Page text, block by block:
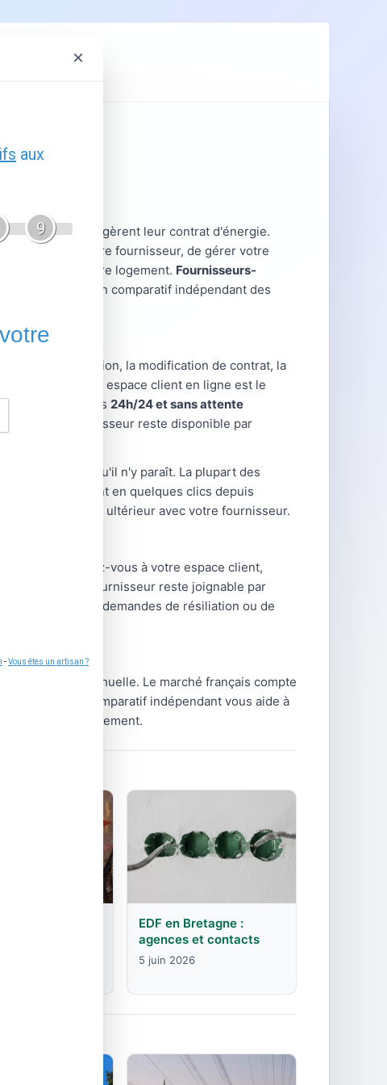
GRDF
lorsqu'ils gèrent leur contrat d'énergie.
avec votre fournisseur, de gérer votre
liées à votre logement. Fournisseurs-
pratiques et un comparatif indépendant des
la souscription, la modification de contrat, la
les cas, votre espace client en ligne est le
disponibles 24h/24 et sans attente
de votre fournisseur reste disponible par
plus simples qu'il n'y paraît. La plupart des
souscrite) se font en quelques clics depuis
en cas de litige ultérieur avec votre fournisseur.
: connectez-vous à votre espace client,
de votre fournisseur reste joignable par
pour les demandes de résiliation ou de
votre facture annuelle. Le marché français compte
type. Notre comparatif indépendant vous aide à
frais de changement.
EDF en Bretagne :
agences et contacts
5 juin 2026
×